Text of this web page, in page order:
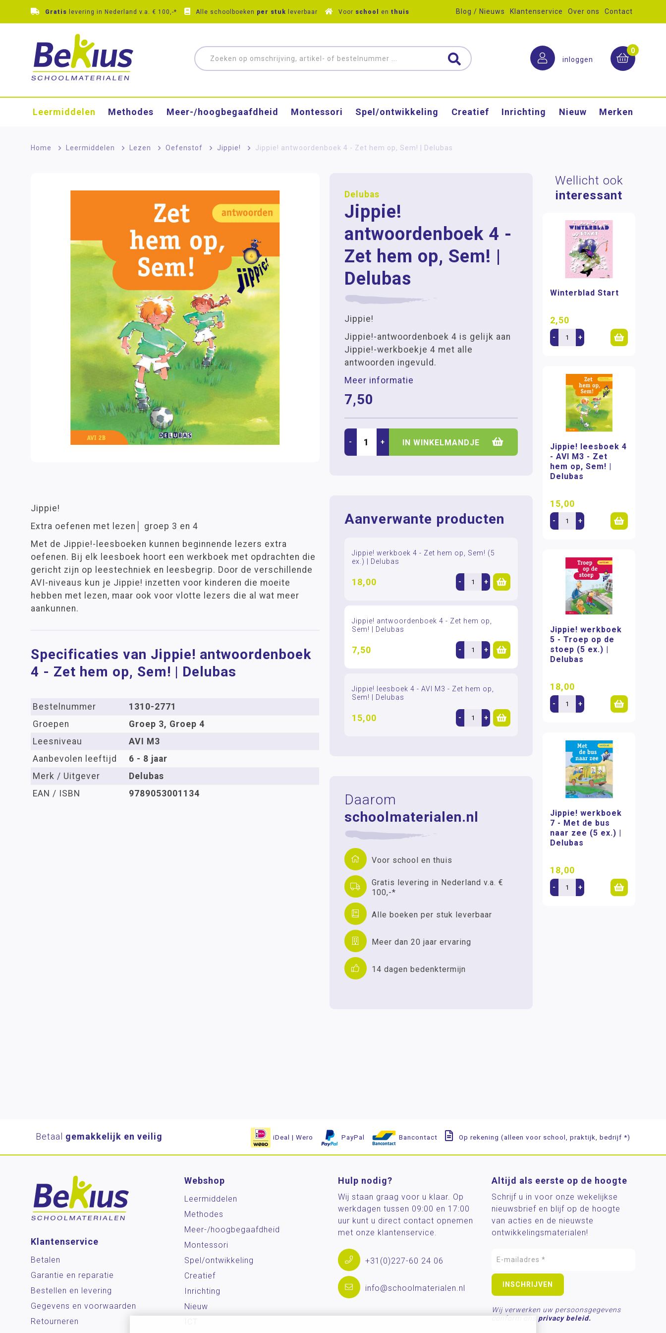
Gratis levering in Nederland v.a. € 100,-* Alle schoolboeken per stuk leverbaar Voor school en thuis Blog / Nieuws Klantenservice Over ons Contact
inloggen
0
Leermiddelen Methodes Meer-/hoog­begaafdheid Montessori Spel/ontwikkeling Creatief Inrichting Nieuw Merken
Home > Leermiddelen > Lezen > Oefenstof > Jippie! > Jippie! antwoordenboek 4 - Zet hem op, Sem! | Delubas
Delubas
Jippie!
antwoordenboek 4 -
Zet hem op, Sem! |
Delubas
Jippie!
Jippie!-antwoordenboek 4 is gelijk aan
Jippie!-werkboekje 4 met alle
antwoorden ingevuld.
Meer informatie
7,50
- + IN WINKELMANDJE
Aanverwante producten
Jippie! werkboek 4 - Zet hem op, Sem! (5
ex.) | Delubas
18,00 - +
Jippie! antwoordenboek 4 - Zet hem op,
Sem! | Delubas
7,50 - +
Jippie! leesboek 4 - AVI M3 - Zet hem op,
Sem! | Delubas
15,00 - +
Daarom
schoolmaterialen.nl
Voor school en thuis
Gratis levering in Nederland v.a. €
100,-*
Alle boeken per stuk leverbaar
Meer dan 20 jaar ervaring
14 dagen bedenktermijn
Jippie!
Extra oefenen met lezen│ groep 3 en 4
Met de Jippie!-leesboeken kunnen beginnende lezers extra
oefenen. Bij elk leesboek hoort een werkboek met opdrachten die
gericht zijn op leestechniek en leesbegrip. Door de verschillende
AVI-niveaus kun je Jippie! inzetten voor kinderen die moeite
hebben met lezen, maar ook voor vlotte lezers die al wat meer
aankunnen.
Specificaties van Jippie! antwoordenboek
4 - Zet hem op, Sem! | Delubas
Bestelnummer
1310-2771
Groepen
Groep 3, Groep 4
Leesniveau
AVI M3
Aanbevolen leeftijd
6 - 8 jaar
Merk / Uitgever
Delubas
EAN / ISBN
9789053001134
Wellicht ook
interessant
Winterblad Start
2,50
- +
Jippie! leesboek 4
- AVI M3 - Zet
hem op, Sem! |
Delubas
15,00
- +
Jippie! werkboek
5 - Troep op de
stoep (5 ex.) |
Delubas
18,00
- +
Jippie! werkboek
7 - Met de bus
naar zee (5 ex.) |
Delubas
18,00
- +
Betaal gemakkelijk en veilig iDeal | Wero PayPal Bancontact Op rekening (alleen voor school, praktijk, bedrijf *)
Klantenservice
Betalen
Garantie en reparatie
Bestellen en levering
Gegevens en voorwaarden
Retourneren
Webshop
Leermiddelen
Methodes
Meer-/hoog­begaafdheid
Montessori
Spel/ontwikkeling
Creatief
Inrichting
Nieuw
Hulp nodig?
Wij staan graag voor u klaar. Op
werkdagen tussen 09:00 en 17:00
uur kunt u direct contact opnemen
met onze klantenservice.
+31(0)227-60 24 06
info@schoolmaterialen.nl
Altijd als eerste op de hoogte
Schrijf u in voor onze wekelijkse
nieuwsbrief en blijf op de hoogte
van acties en de nieuwste
ontwikkelingsmaterialen!
Wij verwerken uw persoonsgegevens
conform ons privacy beleid.